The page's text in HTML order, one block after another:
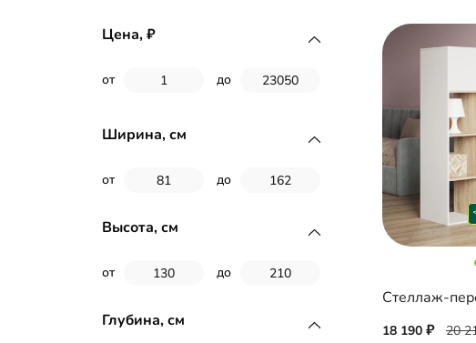
Цена,
от до
Ширина, см
от до
Высота, см
от до
Глубина, см
18 190 20